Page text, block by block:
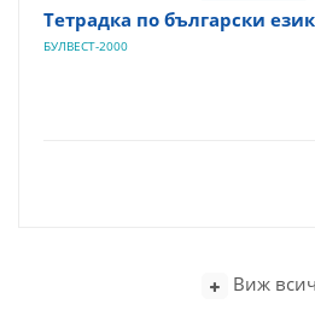
Тетрадка по български
БУЛВЕСТ-2000
Виж